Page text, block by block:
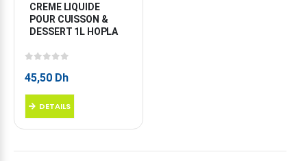
CREME LIQUIDE
POUR CUISSON &
DESSERT 1L HOPLA
45,50 Dh
DETAILS